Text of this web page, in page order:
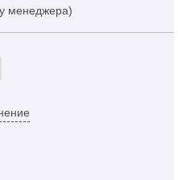
менеджера)